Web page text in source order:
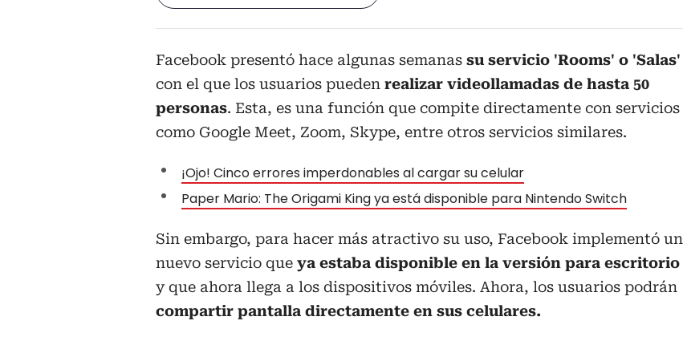
Facebook presentó hace algunas semanas su servicio 'Rooms' o 'Salas'
con el que los usuarios pueden realizar videollamadas de hasta 50
personas. Esta, es una función que compite directamente con servicios
como Google Meet, Zoom, Skype, entre otros servicios similares.
¡Ojo! Cinco errores imperdonables al cargar su celular
Paper Mario: The Origami King ya está disponible para Nintendo Switch
Sin embargo, para hacer más atractivo su uso, Facebook implementó un
nuevo servicio que ya estaba disponible en la versión para escritorio
y que ahora llega a los dispositivos móviles. Ahora, los usuarios podrán
compartir pantalla directamente en sus celulares.